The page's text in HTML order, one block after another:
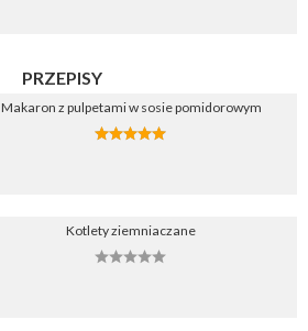
PRZEPISY
Makaron z pulpetami w sosie pomidorowym
Kotlety ziemniaczane